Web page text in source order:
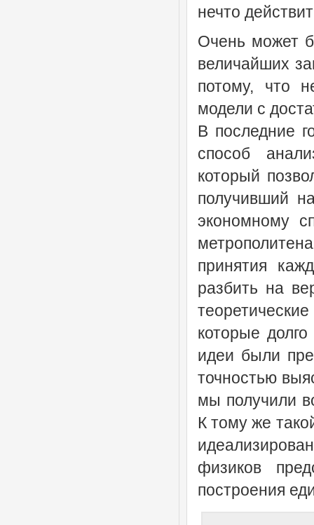
нечто
Очень может
величайших
потому, что
модели с
В последние
способ
который
получивший
экономному
принятия
разбить на
которые
идеи были
точностью
мы получили
К тому же
физиков
построения